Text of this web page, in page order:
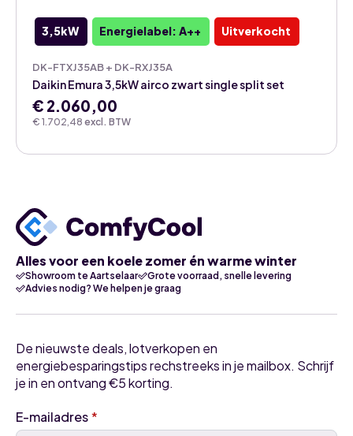
3,5kW Energielabel: A++ Uitverkocht
DK-FTXJ35AB + DK-RXJ35A
€ 1.702,48 excl. BTW
Daikin Emura 3,5kW airco zwart single split set
€ 2.060,00
Alles voor een koele zomer én warme winter
Showroom te Aartselaar
Grote voorraad, snelle levering
Advies nodig? We helpen je graag
De nieuwste deals, lotverkopen en
energiebesparingstips rechstreeks in je mailbox. Schrijf
je in en ontvang €5 korting.
E-mailadres*